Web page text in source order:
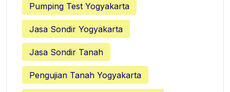
Pumping Test Yogyakarta
Jasa Sondir Yogyakarta
Jasa Sondir Tanah
Pengujian Tanah Yogyakarta